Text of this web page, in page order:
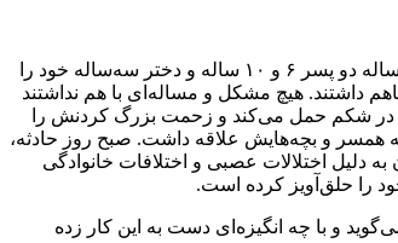
این پرونده در حالی در جریان است که زنی دیگر اوایل سال جاری در روستای بسیطین رامهرمز سه فرزندش را به قتل رساند و سپس خودکشی کرد. زهرا ۳۳ ساله دو پسر ۶ و ۱۰ ساله و دختر سه‌ساله خود را
‌گفته است: این زن و شوهر ۱۰‌ سال بود که با هم ازدواج کرده و تفاهم داشتند. هیچ مشکل و مساله‌ای با هم نداشتند
در رفاه‌ کامل بودند. ما هنوز هم در شوک هستیم و نمی‌دانیم چرا این اتفاق تلخ رخ داد. برایمان سوال است چطور یک مادر که طفلش را ۹ ماه در شکم حمل می‌کند و زحمت بزرگ کردنش را
همسر و بچه‌هایش علاقه داشت. صبح روز حادثه،
گفته است، این زن به‌ دلیل اختلالات عصبی و اختلافات خانوادگی
را حلق‌آویز کرده است.
و با چه انگیزه‌ای دست به این کار زده